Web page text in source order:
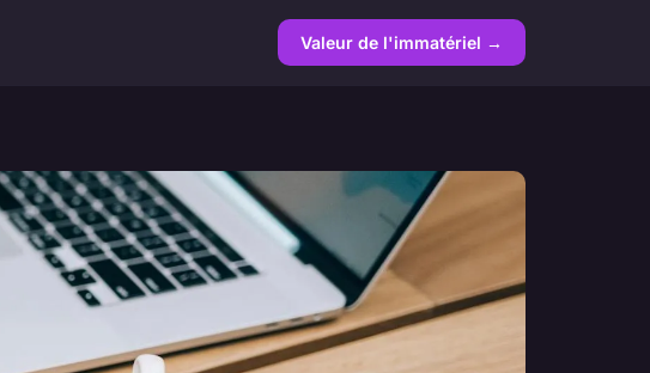
Valeur de l'immatériel →